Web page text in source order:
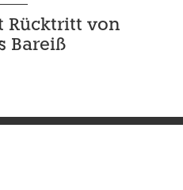
Rücktritt von
Bareiß